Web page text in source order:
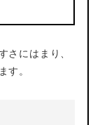
さにはまり、
す。